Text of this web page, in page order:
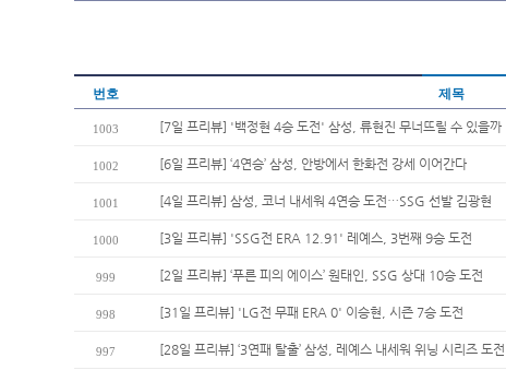
번호 제목
1003 [7일 프리뷰] '백정현 4승 도전' 삼성, 류현진 무너뜨릴 수 있을까
1002 [6일 프리뷰] ‘4연승’ 삼성, 안방에서 한화전 강세 이어간다
1001 [4일 프리뷰] 삼성, 코너 내세워 4연승 도전…SSG 선발 김광현
1000 [3일 프리뷰] 'SSG전 ERA 12.91' 레예스, 3번째 9승 도전
999 [2일 프리뷰] ‘푸른 피의 에이스’ 원태인, SSG 상대 10승 도전
998 [31일 프리뷰] 'LG전 무패 ERA 0' 이승현, 시즌 7승 도전
997 [28일 프리뷰] ‘3연패 탈출’ 삼성, 레예스 내세워 위닝 시리즈 도전